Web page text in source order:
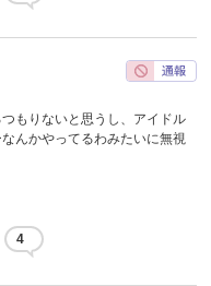
もりないと思うし、アイドル
んかやってるわみたいに無視
4